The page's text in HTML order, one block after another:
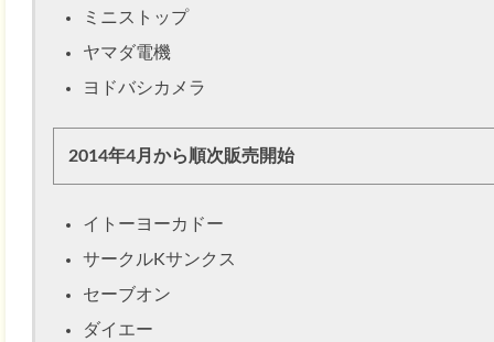
ミニストップ
ヤマダ電機
ヨドバシカメラ
2014年4月から順次販売開始
イトーヨーカドー
サークルKサンクス
セーブオン
ダイエー